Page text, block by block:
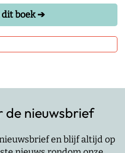
dit boek ➔
de nieuwsbrief
en blijf altijd op